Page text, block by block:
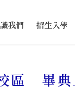
我們 招生入學
區 畢